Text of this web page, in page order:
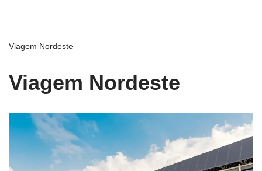
Viagem Nordeste
Viagem Nordeste